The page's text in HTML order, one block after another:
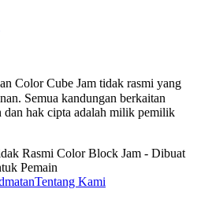
Color Cube Jam tidak rasmi yang
Semua kandungan berkaitan
dan hak cipta adalah milik pemilik
Rasmi Color Block Jam - Dibuat
Pemain
Tentang Kami